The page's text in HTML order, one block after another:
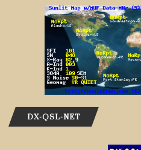
DX-QSL-NET